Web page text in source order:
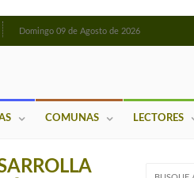
Domingo 09 de Agosto de 2026
COMUNAS LECTORES